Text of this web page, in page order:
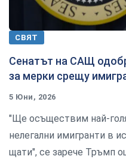
СВЯТ
Сенатът на САЩ
за мерки срещу
5 Юни, 2026
"Ще осъществим най-
нелегални имигранти в
щати", се зарече Тръмп